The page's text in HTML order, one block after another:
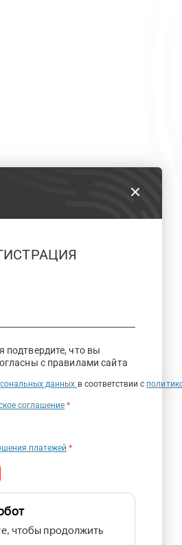
подтвердите, что вы
с правилами сайта
данных в соответствии с
соглашение *
платежей *